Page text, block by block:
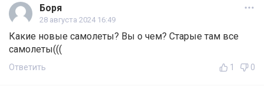
Боря
28 августа 2024 16:49
Какие новые самолеты? Вы о чем? Старые там все
самолеты(((
Ответить 1 0